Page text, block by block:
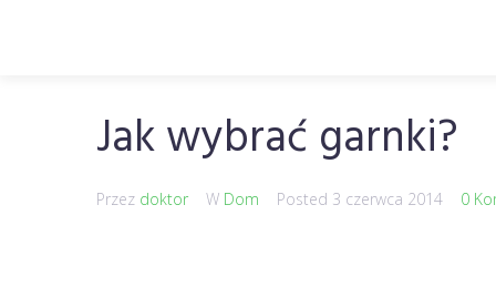
Jak wybrać garnki?
Przez doktor W Dom Posted 3 czerwca 2014 0